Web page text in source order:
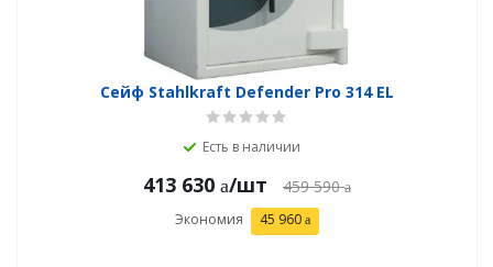
Сейф Stahlkraft Defender Pro 314 EL
Есть в наличии
413 630 /шт 459 590
Экономия 45 960